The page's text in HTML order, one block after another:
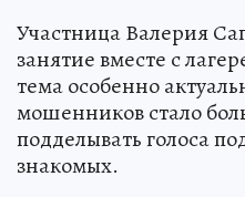
Участница Валерия
занятие вместе с
тема особенно
мошенников стало
подделывать голоса
знакомых.